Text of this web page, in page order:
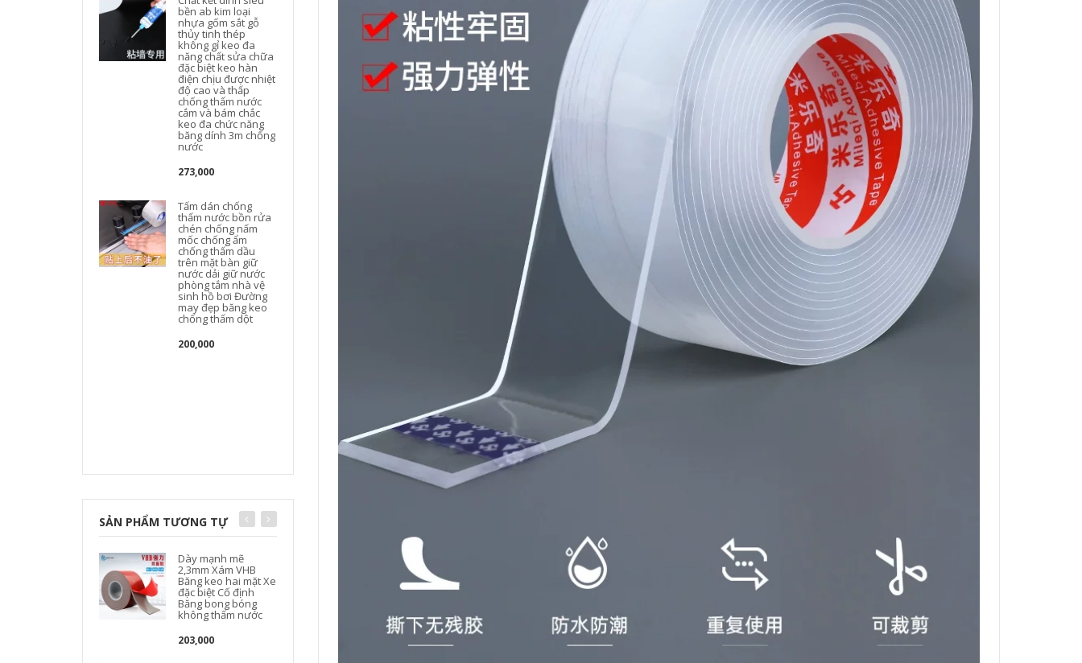
bền ab kim loại
nhựa gốm sắt gỗ
thủy tinh thép
không gỉ keo đa
năng chất sửa chữa
đặc biệt keo hàn
điện chịu được nhiệt
độ cao và thấp
chống thấm nước
cắm và bám chắc
keo đa chức năng
băng dính 3m chống
nước
273,000
Tấm dán chống
thấm nước bồn rửa
chén chống nấm
mốc chống ẩm
chống thấm dầu
trên mặt bàn giữ
nước dải giữ nước
phòng tắm nhà vệ
sinh hồ bơi Đường
may đẹp băng keo
chống thấm dột
200,000
215,000
Keo sửa giày, keo
dán giày, keo hở,
sửa chuyên nghiệp
giày bóng rổ thể
Sợi thủy tinh băng lá
nhôm ống nước ống
nước nhà bếp phạm
vi hút khói niêm
phong bẫy băng
nhà bếp và phòng
tắm sửa chữa nồi
nhôm lá nhôm nhiệt
độ cao cách nhiệt
máy nước nóng gia
đình tự dính chống
thấm và cách nhiệt
băng giấy nhôm lá
băng keo chống
nước
228,000
Tấm dán chống
thấm, ngói thép
màu, lá nhôm, xi
măng, sắt nhựa,
tường đầy lỗ, băng
dính butyl tự dính,
chống dột nhãn dán
keo dán chống
thấm nước
545,000
SẢN PHẨM TƯƠNG TỰ
Dày mạnh mẽ
2,3mm Xám VHB
Băng keo hai mặt Xe
đặc biệt Cố định
Băng bong bóng
không thấm nước
203,000
Miloqi Mạnh mẽ Bọt
biển siêu mỏng Keo
hai mặt Biển hiệu
Văn phòng Dán Đồ
định Sinh viên Sử
dụng thủ công EVA
Trắng Bông xốp
cách âm Băng keo
Máy ghi âm xe hơi
dày hai mặt Miloqi
bọt mạnh mẽ ETC
dán tường cố định
chịu nhiệt độ cao
băng dính xốp đen